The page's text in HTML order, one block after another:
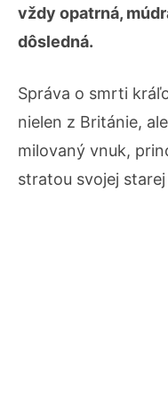
vždy opatrná,
dôsledná.
Správa o smrti
nielen z Británie,
milovaný vnuk,
stratou svojej starej